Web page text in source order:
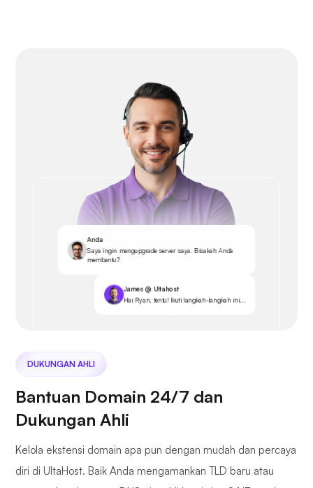
Anda
Saya ingin mengupgrade server saya. Bisakah Anda
membantu?
James @ Ultahost
Hai Ryan, tentu! Ikuti langkah-langkah ini...
DUKUNGAN AHLI
Bantuan Domain 24/7 dan
Dukungan Ahli
Kelola ekstensi domain apa pun dengan mudah dan percaya
diri di UltaHost. Baik Anda mengamankan TLD baru atau